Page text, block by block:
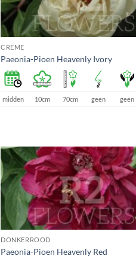
CREME
Paeonia-Pioen Heavenly Ivory
midden 10cm 70cm geen geen
DONKERROOD
Paeonia-Pioen Heavenly Red